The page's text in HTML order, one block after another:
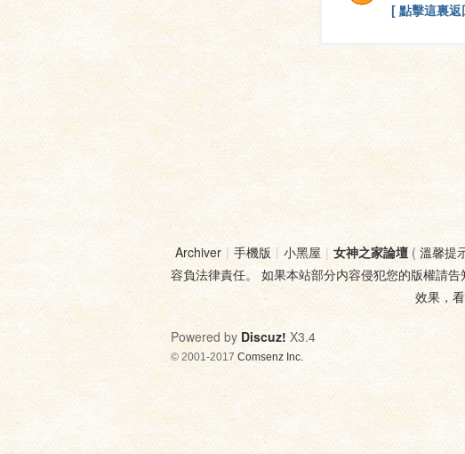
[ 點擊這裏
Archiver | 手機版 | 小黑屋 | 女神之家論壇 ( 溫馨提
容負法律責任。 如果本站部分内容侵犯您的版權請
效果，
Powered by Discuz! X3.4
© 2001-2017 Comsenz Inc.